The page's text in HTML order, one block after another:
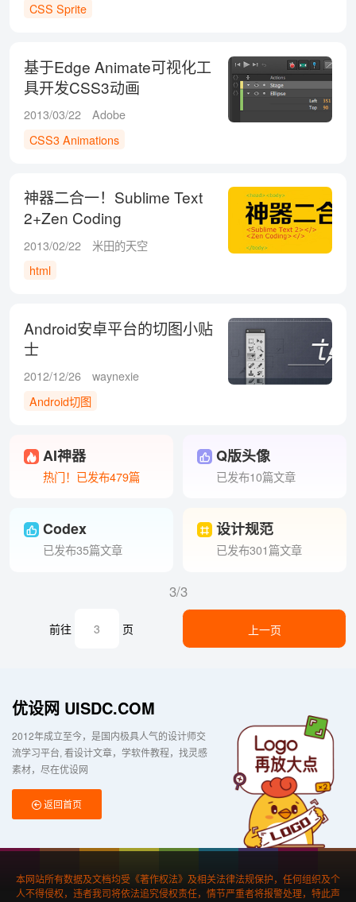
CSS Sprite
基于Edge Animate可视化工
具开发CSS3动画
2013/03/22
Adobe
CSS3 Animations
神器二合一！Sublime Text
2+Zen Coding
2013/02/22
米田的天空
html
Android安卓平台的切图小贴
士
2012/12/26
waynexie
Android切图
AI神器
热门！已发布479篇
Q版头像
已发布10篇文章
Codex
已发布35篇文章
设计规范
已发布301篇文章
3/3
前往 页 上一页
优设网 UISDC.COM
2012年成立至今，是国内极具人气的设计师交
流学习平台 看设计文章，学软件教程，找灵感
素材，尽在优设网
返回首页
本网站所有数据及文档均受《著作权法》及相关法律法规保护，任何组织及个
人不得侵权，违者我司将依法追究侵权责任，情节严重者将报警处理，特此声